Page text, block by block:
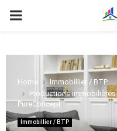
PRIMARY
Home
Immobillier / BTP
Productions
PureConcept
Immobillier / BTP